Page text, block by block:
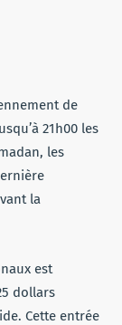
de
21h00 les
les
la
est
dollars
Cette entrée